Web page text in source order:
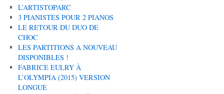
L’ARTISTOPARC
3 PIANISTES POUR 2 PIANOS
LE RETOUR DU DUO DE
CHOC
LES PARTITIONS A NOUVEAU
DISPONIBLES !
FABRICE EULRY À
L’OLYMPIA (2015) VERSION
LONGUE